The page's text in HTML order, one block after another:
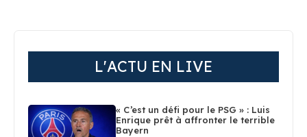
L'ACTU EN LIVE
« C’est un défi pour le PSG » : Luis
Enrique prêt à affronter le terrible
Bayern